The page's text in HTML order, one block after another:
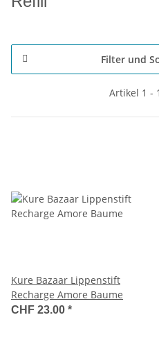
Filter und
Artikel 1 -
Kure Bazaar Lippenstift
Recharge Amore Baume
CHF 23.00 *